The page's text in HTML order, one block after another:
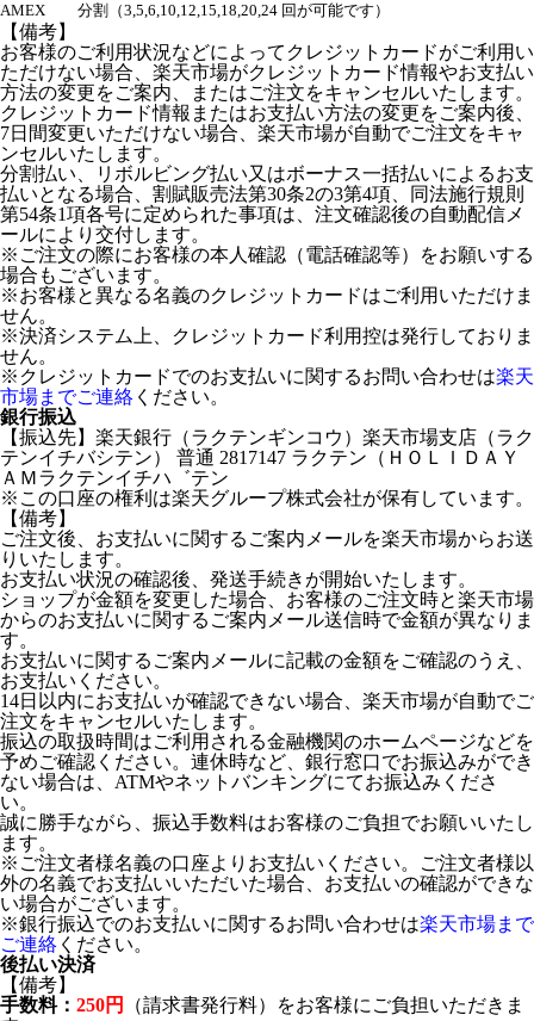
AMEX
分割（3,5,6,10,12,15,18,20,24 回が可能です）
【備考】
お客様のご利用状況などによってクレジットカードがご利用い
ただけない場合、楽天市場がクレジットカード情報やお支払い
方法の変更をご案内、またはご注文をキャンセルいたします。
クレジットカード情報またはお支払い方法の変更をご案内後、
7日間変更いただけない場合、楽天市場が自動でご注文をキャ
ンセルいたします。
分割払い、リボルビング払い又はボーナス一括払いによるお支
払いとなる場合、割賦販売法第30条2の3第4項、同法施行規則
第54条1項各号に定められた事項は、注文確認後の自動配信メ
ールにより交付します。
※ご注文の際にお客様の本人確認（電話確認等）をお願いする
場合もございます。
※お客様と異なる名義のクレジットカードはご利用いただけま
せん。
※決済システム上、クレジットカード利用控は発行しておりま
せん。
※クレジットカードでのお支払いに関するお問い合わせは楽天
市場までご連絡 ください。
銀行振込
【振込先】楽天銀行（ラクテンギンコウ）楽天市場支店（ラク
テンイチバシテン） 普通 2817147 ラクテン（ＨＯＬＩＤＡＹ
ＡＭラクテンイチハ゛テン
※この口座の権利は楽天グループ株式会社が保有しています。
【備考】
ご注文後、お支払いに関するご案内メールを楽天市場からお送
りいたします。
お支払い状況の確認後、発送手続きが開始いたします。
ショップが金額を変更した場合、お客様のご注文時と楽天市場
からのお支払いに関するご案内メール送信時で金額が異なりま
す。
お支払いに関するご案内メールに記載の金額をご確認のうえ、
お支払いください。
14日以内にお支払いが確認できない場合、楽天市場が自動でご
注文をキャンセルいたします。
振込の取扱時間はご利用される金融機関のホームページなどを
予めご確認ください。連休時など、銀行窓口でお振込みができ
ない場合は、ATMやネットバンキングにてお振込みくださ
い。
誠に勝手ながら、振込手数料はお客様のご負担でお願いいたし
ます。
※ご注文者様名義の口座よりお支払いください。ご注文者様以
外の名義でお支払いいただいた場合、お支払いの確認ができな
い場合がございます。
※銀行振込でのお支払いに関するお問い合わせは楽天市場まで
ご連絡 ください。
後払い決済
【備考】
手数料： 250円
（請求書発行料）をお客様にご負担いただきま